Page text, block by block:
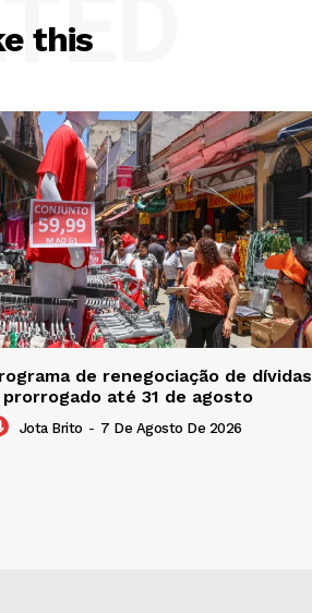
this
de renegociação de dívidas
prorrogado até 31 de agosto
Jota Brito - 7 De Agosto De 2026